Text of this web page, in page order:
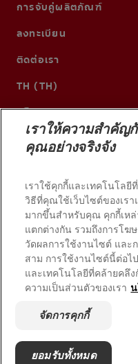
การจับคู่ผลิตภัณฑ์
ลงทะเบียน
ติดต่อเรา
TH (TH)
© 2026 บริษัท คอลเกต-ปาล์
เงื่อนไขการใช้งาน
นโยบายความเป็นส่วนตัว
จัดการคุกกี้
เราให้ความสำคัญ
คุณอย่างจริงจัง
เราใช้คุกกี้และเทคโนโลยี
วิธีที่คุณใช้เว็บไซต์ของเร
มากขึ้นสำหรับคุณ คุกกี้เหล่
แตกต่างกัน รวมถึงการโฆ
วัดผลการใช้งานไซต์ แล
สาม การใช้งานไซต์นี้ต่อ
และเทคโนโลยีที่คล้ายคลึ
ความเป็นส่วนตัวของเรา
จัดการคุกกี้
ยอมรับทั้งหมด